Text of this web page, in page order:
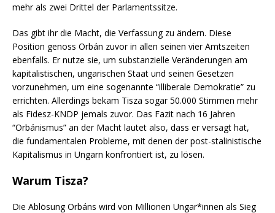
mehr als zwei Drittel der Parlamentssitze.
Das gibt ihr die Macht, die Verfassung zu ändern. Diese
Position genoss Orbán zuvor in allen seinen vier Amtszeiten
ebenfalls. Er nutze sie, um substanzielle Veränderungen am
kapitalistischen, ungarischen Staat und seinen Gesetzen
vorzunehmen, um eine sogenannte “illiberale Demokratie” zu
errichten. Allerdings bekam Tisza sogar 50.000 Stimmen mehr
als Fidesz-KNDP jemals zuvor. Das Fazit nach 16 Jahren
“Orbánismus” an der Macht lautet also, dass er versagt hat,
die fundamentalen Probleme, mit denen der post-stalinistische
Kapitalismus in Ungarn konfrontiert ist, zu lösen.
Warum Tisza?
Die Ablösung Orbáns wird von Millionen Ungar*innen als Sieg